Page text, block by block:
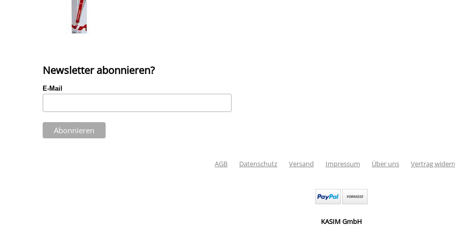
Newsletter abonnieren?
E-Mail
AGB Datenschutz Versand Impressum Über uns Vertrag
KASIM GmbH